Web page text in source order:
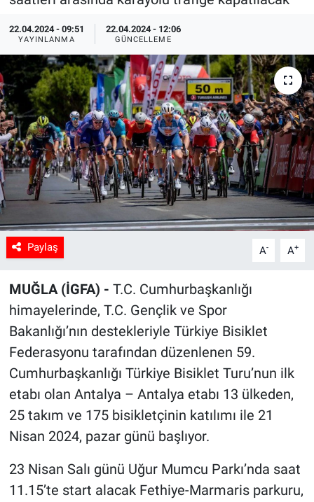
22.04.2024 - 09:51
YAYINLANMA
22.04.2024 - 12:06
GÜNCELLEME
Paylaş A- A+
MUĞLA (İGFA) - T.C. Cumhurbaşkanlığı
himayelerinde, T.C. Gençlik ve Spor
Bakanlığı’nın destekleriyle Türkiye Bisiklet
Federasyonu tarafından düzenlenen 59.
Cumhurbaşkanlığı Türkiye Bisiklet Turu’nun ilk
etabı olan Antalya – Antalya etabı 13 ülkeden,
25 takım ve 175 bisikletçinin katılımı ile 21
Nisan 2024, pazar günü başlıyor.
23 Nisan Salı günü Uğur Mumcu Parkı’nda saat
11.15’te start alacak Fethiye-Marmaris parkuru,
Magazin
Politika
Sağlık
Spor
Yaşam
Tarım